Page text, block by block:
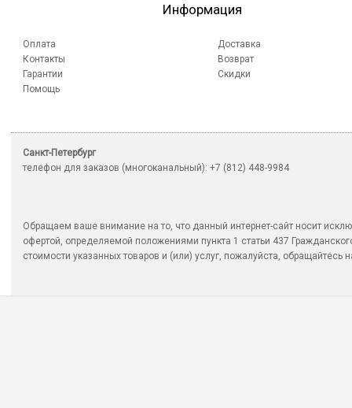
Информация
Оплата
Контакты
Гарантии
Помощь
Доставка
Возврат
Скидки
Санкт-Петербург
телефон для заказов (многоканальный): +7 (812) 448-9984
Обращаем ваше внимание на то, что данный интернет-сайт носит
офертой, определяемой положениями пункта 1 статьи 437
стоимости указанных товаров и (или) услуг, пожалуйста, обращайтесь